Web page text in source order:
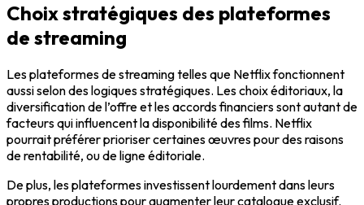
Choix stratégiques des plateformes
de streaming
Les plateformes de streaming telles que Netflix fonctionnent
aussi selon des logiques stratégiques. Les choix éditoriaux, la
diversification de l’offre et les accords financiers sont autant de
facteurs qui influencent la disponibilité des films. Netflix
pourrait préférer prioriser certaines œuvres pour des raisons
de rentabilité, ou de ligne éditoriale.
De plus, les plateformes investissent lourdement dans leurs
propres productions pour augmenter leur catalogue exclusif.